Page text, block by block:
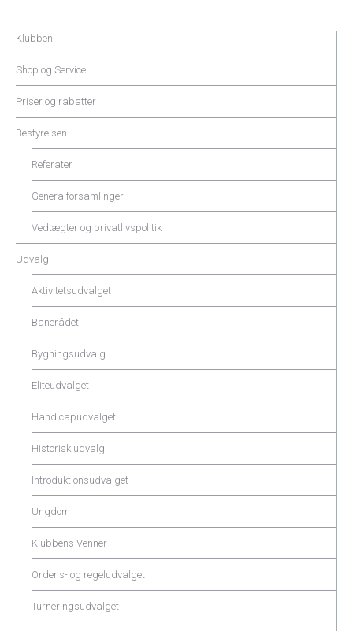
Klubben
Shop og Service
Priser og rabatter
Bestyrelsen
Referater
Generalforsamlinger
Vedtægter og privatlivspolitik
Udvalg
Aktivitetsudvalget
Banerådet
Bygningsudvalg
Eliteudvalget
Handicapudvalget
Historisk udvalg
Introduktionsudvalget
Ungdom
Klubbens Venner
Ordens- og regeludvalget
Turneringsudvalget